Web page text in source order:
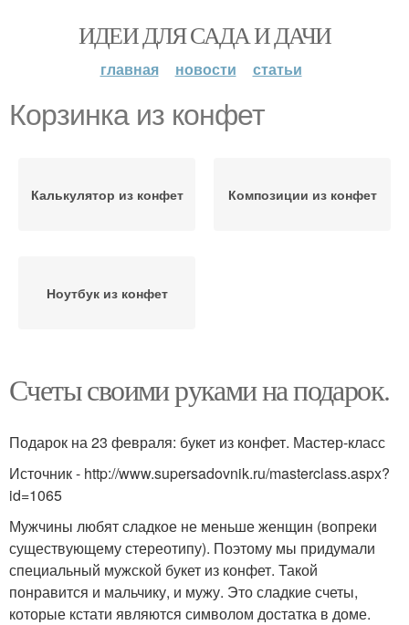
ИДЕИ ДЛЯ САДА И ДАЧИ
главная новости статьи
Корзинка из конфет
Калькулятор из конфет Композиции из конфет
Ноутбук из конфет
Счеты своими руками на подарок.
Подарок на 23 февраля: букет из конфет. Мастер-класс
Источник - http://www.supersadovnik.ru/masterclass.aspx?
id=1065
Мужчины любят сладкое не меньше женщин (вопреки
существующему стереотипу). Поэтому мы придумали
специальный мужской букет из конфет. Такой
понравится и мальчику, и мужу. Это сладкие счеты,
которые кстати являются символом достатка в доме.